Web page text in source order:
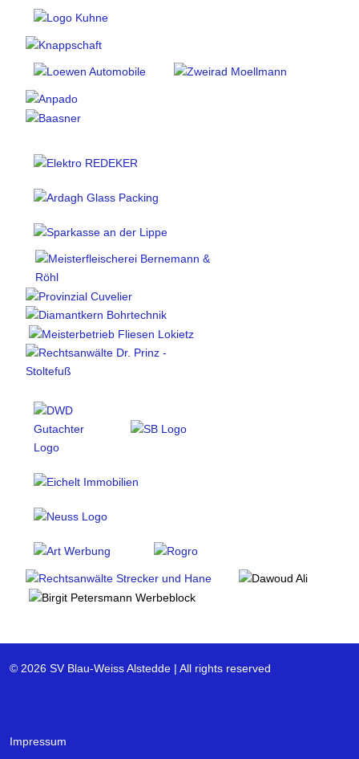
© 2026 SV Blau-Weiss Alstedde | All rights reserved
Impressum